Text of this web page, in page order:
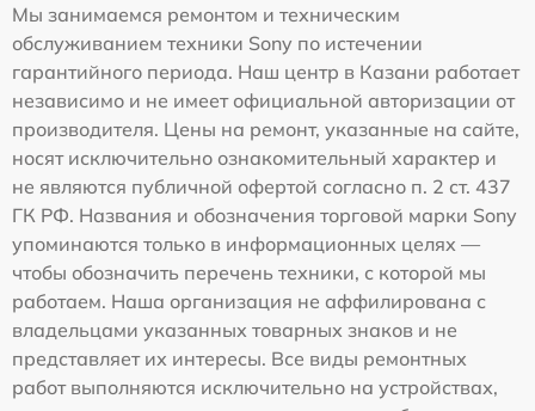
Мы занимаемся ремонтом и техническим
обслуживанием техники Sony по истечении
гарантийного периода. Наш центр в Казани работает
независимо и не имеет официальной авторизации от
производителя. Цены на ремонт, указанные на сайте,
носят исключительно ознакомительный характер и
не являются публичной офертой согласно п. 2 ст. 437
ГК РФ. Названия и обозначения торговой марки Sony
упоминаются только в информационных целях —
чтобы обозначить перечень техники, с которой мы
работаем. Наша организация не аффилирована с
владельцами указанных товарных знаков и не
представляет их интересы. Все виды ремонтных
работ выполняются исключительно на устройствах,